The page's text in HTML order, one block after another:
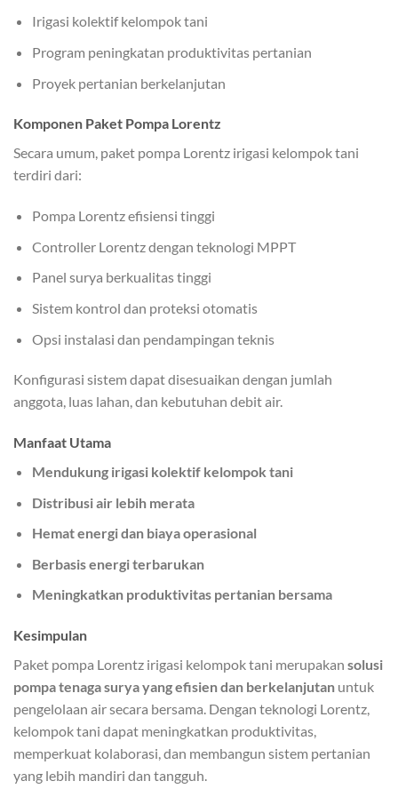
Irigasi kolektif kelompok tani
Program peningkatan produktivitas pertanian
Proyek pertanian berkelanjutan
Komponen Paket Pompa Lorentz
Secara umum, paket pompa Lorentz irigasi kelompok tani
terdiri dari:
Pompa Lorentz efisiensi tinggi
Controller Lorentz dengan teknologi MPPT
Panel surya berkualitas tinggi
Sistem kontrol dan proteksi otomatis
Opsi instalasi dan pendampingan teknis
Konfigurasi sistem dapat disesuaikan dengan jumlah
anggota, luas lahan, dan kebutuhan debit air.
Manfaat Utama
Mendukung irigasi kolektif kelompok tani
Distribusi air lebih merata
Hemat energi dan biaya operasional
Berbasis energi terbarukan
Meningkatkan produktivitas pertanian bersama
Kesimpulan
Paket pompa Lorentz irigasi kelompok tani merupakan solusi
pompa tenaga surya yang efisien dan berkelanjutan untuk
pengelolaan air secara bersama. Dengan teknologi Lorentz,
kelompok tani dapat meningkatkan produktivitas,
memperkuat kolaborasi, dan membangun sistem pertanian
yang lebih mandiri dan tangguh.